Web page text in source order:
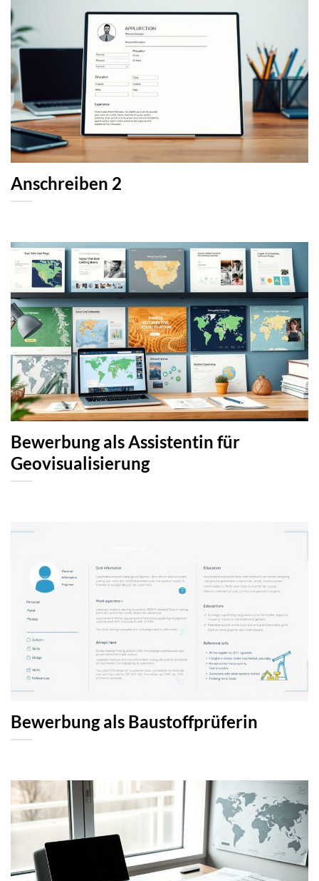
Anschreiben 2
Bewerbung als Assistentin für
Geovisualisierung
Bewerbung als Baustoffprüferin